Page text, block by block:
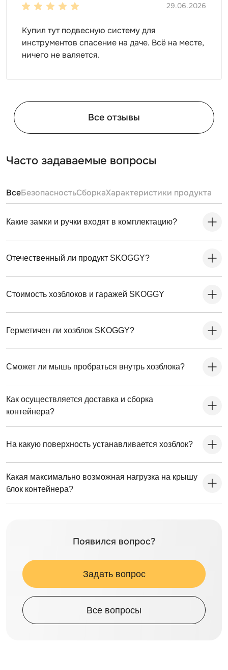
29.06.2026
Купил тут подвесную систему для
инструментов спасение на даче. Всё на месте,
ничего не валяется.
Все отзывы
Часто задаваемые вопросы
ВсеБезопасностьСборкаХарактеристики продукта
Какие замки и ручки входят в комплектацию?
Отечественный ли продукт SKOGGY?
Стоимость хозблоков и гаражей SKOGGY
Герметичен ли хозблок SKOGGY?
Сможет ли мышь пробраться внутрь хозблока?
Как осуществляется доставка и сборка
контейнера?
На какую поверхность устанавливается хозблок?
Какая максимально возможная нагрузка на крышу
блок контейнера?
Появился вопрос?
Задать вопрос
Все вопросы